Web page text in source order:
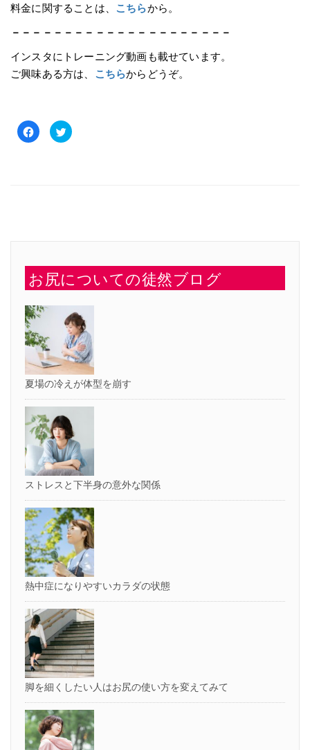
料金に関することは、 こちらから。
－－－－－－－－－－－－－－－－－－－－－
インスタにトレーニング動画も載せています。
ご興味ある方は、 こちらからどうぞ。
Facebook
で
(新
し
ウ
ィ
ン
ウ
で
開
き
ま
す)
ク
リ
で
開
ま
す)
お尻についての徒然ブログ
夏場の冷えが体型を崩す
ストレスと下半身の意外な関係
熱中症になりやすいカラダの状態
脚を細くしたい人はお尻の使い方を変えてみて